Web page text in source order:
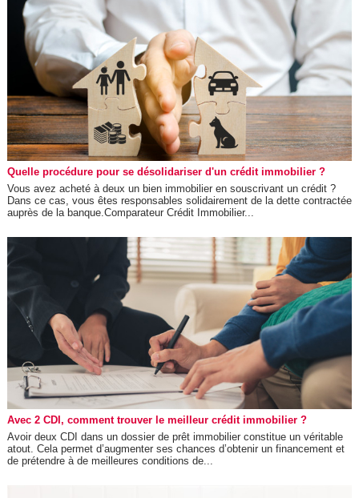
Quelle procédure pour se désolidariser d'un crédit immobilier ?
Vous avez acheté à deux un bien immobilier en souscrivant un crédit ?
Dans ce cas, vous êtes responsables solidairement de la dette contractée
auprès de la banque.Comparateur Crédit Immobilier...
Avec 2 CDI, comment trouver le meilleur crédit immobilier ?
Avoir deux CDI dans un dossier de prêt immobilier constitue un véritable
atout. Cela permet d’augmenter ses chances d’obtenir un financement et
de prétendre à de meilleures conditions de...